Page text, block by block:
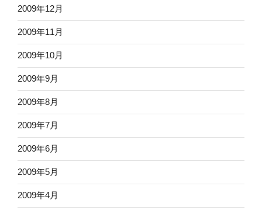
2009年12月
2009年11月
2009年10月
2009年9月
2009年8月
2009年7月
2009年6月
2009年5月
2009年4月